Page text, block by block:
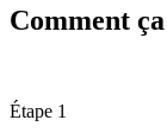
Comment
Étape 1